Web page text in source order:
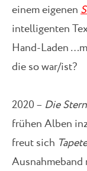
einem eigenen
intelligenten
Hand-Laden
die so war/ist?
2020 – Die
frühen Alben
freut sich